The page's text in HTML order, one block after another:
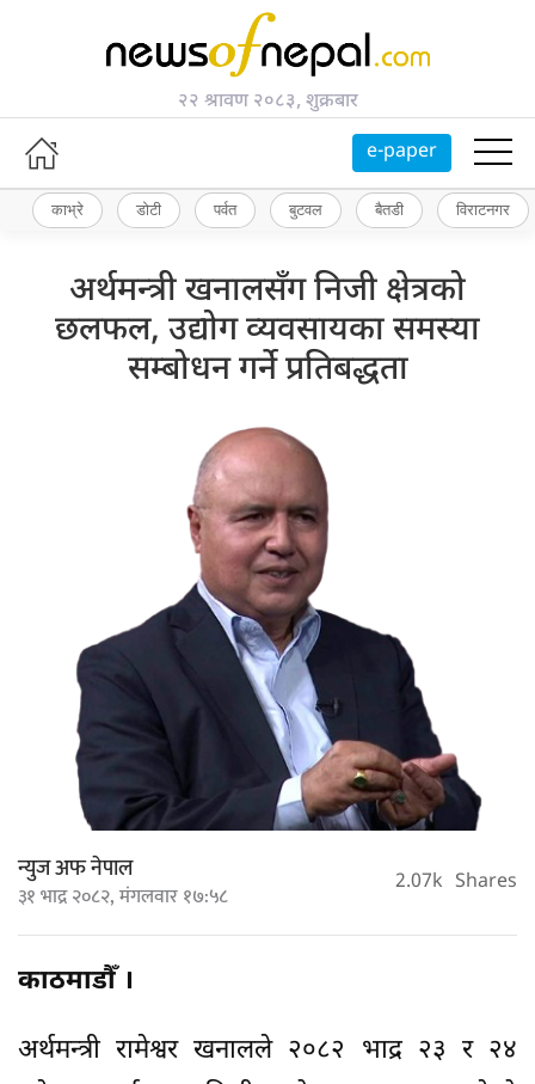
२२ श्रावण २०८३, शुक्रबार
e-paper
काभ्रे डोटी पर्वत बुटवल बैतडी विराटनगर
अर्थमन्त्री खनालसँग निजी क्षेत्रको
छलफल, उद्योग व्यवसायका समस्या
सम्बोधन गर्ने प्रतिबद्धता
न्युज अफ नेपाल
३१ भाद्र २०८२, मंगलवार १७:५८ 2.07k Shares
काठमाडौँ ।
अर्थमन्त्री रामेश्वर खनालले २०८२ भाद्र २३ र २४